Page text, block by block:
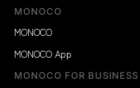
MONOCO
MONOCO
MONOCO App
MONOCO FOR BUSINESS